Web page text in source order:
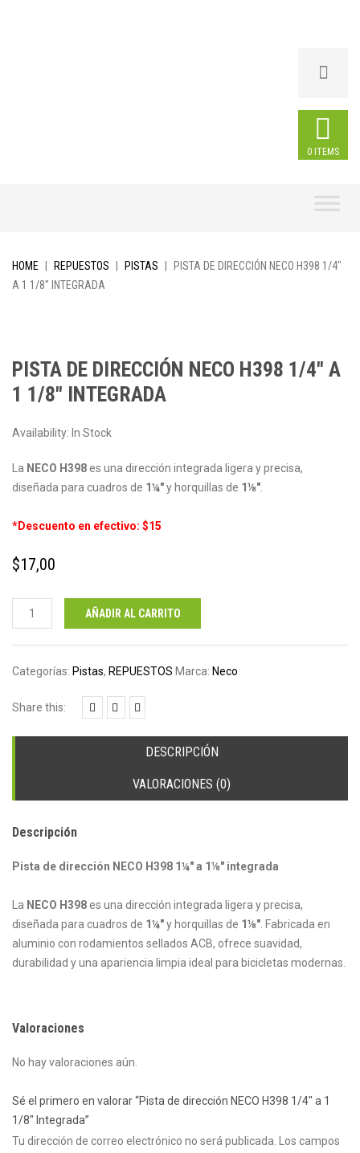
0 ITEMS
HOME REPUESTOS PISTAS
PISTA DE DIRECCIÓN NECO H398 1/4″
A 1 1/8″ INTEGRADA
PISTA DE DIRECCIÓN NECO H398 1/4″ A
1 1/8″ INTEGRADA
Availability: In Stock
La NECO H398es una dirección integrada ligera y precisa,
diseñada para cuadros de 1¼″y horquillas de 1⅛″
*Descuento en efectivo: $15
$17,00
Pista
de
dirección
NECO
1/4"
cantidad
AÑADIR AL CARRITO
Categorías: Pistas, REPUESTOS Marca: Neco
Share this:
DESCRIPCIÓN
VALORACIONES (0)
Descripción
Pista de dirección NECO H398 1¼″ a 1⅛″ integrada
La NECO H398es una dirección integrada ligera y precisa,
diseñada para cuadros de 1¼″y horquillas de 1⅛″ . Fabricada en
aluminio con rodamientos sellados ACB, ofrece suavidad,
durabilidad y una apariencia limpia ideal para bicicletas modernas.
Valoraciones
No hay valoraciones aún.
Sé el primero en valorar “Pista de dirección NECO H398 1/4″ a 1
1/8″ Integrada”
Tu dirección de correo electrónico no será publicada.
Los campos